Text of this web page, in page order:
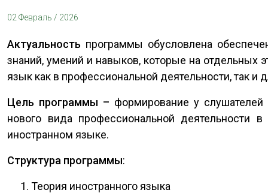
02 Февраль / 2026
Актуальность программы обусловлена
знаний, умений и навыков, которые на отдельных
язык как в профессиональной деятельности, так
Цель программы – формирование у
нового вида профессиональной деятельности
иностранном языке.
Структура программы:
Теория иностранного языка